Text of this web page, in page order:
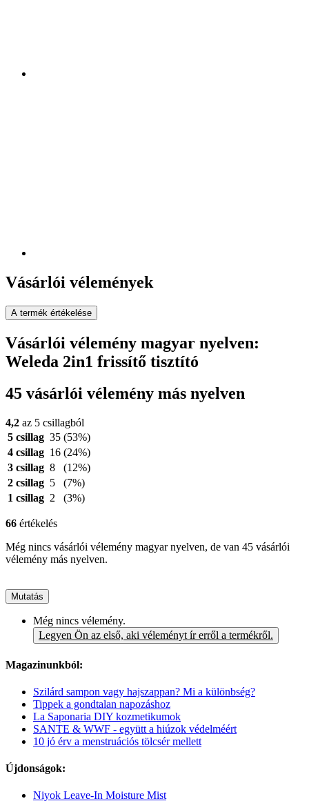
Vásárlói vélemények
A termék értékelése
Vásárlói vélemény magyar nyelven:
Weleda 2in1 frissítő tisztító
45 vásárlói vélemény más nyelven
4,2 az 5 csillagból
5 csillag 35 (53%)
4 csillag 16 (24%)
3 csillag 8
(12%)
2 csillag 5
(7%)
1 csillag 2 (3%)
66 értékelés
Még nincs vásárlói vélemény magyar nyelven, de van 45 vásárlói
vélemény más nyelven.
Mutatás
Még nincs vélemény.
Legyen Ön az első, aki véleményt ír erről a termékről.
Magazinunkból:
Szilárd sampon vagy hajszappan? Mi a különbség?
Tippek a gondtalan napozáshoz
La Saponaria DIY kozmetikumok
SANTE & WWF - együtt a hiúzok védelméért
10 jó érv a menstruációs tölcsér mellett
Újdonságok:
Niyok Leave-In Moisture Mist